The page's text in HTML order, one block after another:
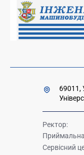
Міністерство освіти і
Урядова "гаряча
69011,
Ректор:
Приймальна
Сервісний